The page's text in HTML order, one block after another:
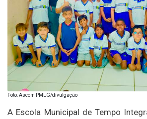
Foto: Ascom PMLG/divulgação
A Escola Municipal de Tempo